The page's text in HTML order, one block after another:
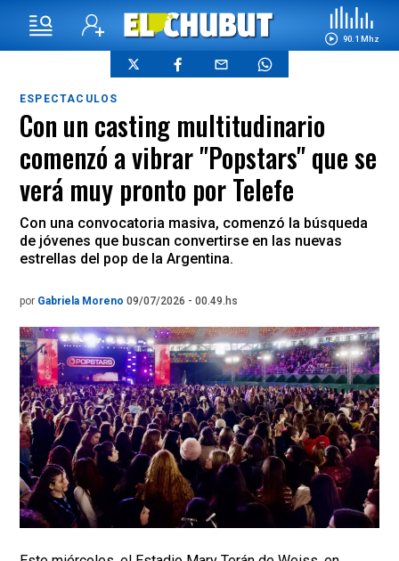
90.1 Mhz
ESPECTACULOS
Con un casting multitudinario
comenzó a vibrar "Popstars" que se
verá muy pronto por Telefe
Con una convocatoria masiva, comenzó la búsqueda
de jóvenes que buscan convertirse en las nuevas
estrellas del pop de la Argentina.
por Gabriela Moreno 09/07/2026 - 00.49.hs